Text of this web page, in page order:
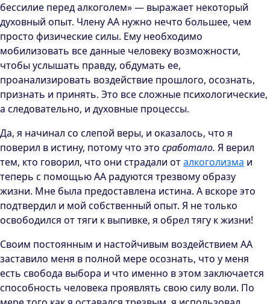
бессилие перед алкоголем» — выражает некоторый
духовный опыт. Члену АА нужно нечто большее, чем
просто физические силы. Ему необходимо
мобилизовать все данные человеку возможности,
чтобы услышать правду, обдумать ее,
проанализировать воздействие прошлого, осознать,
признать и принять. Это все сложные психологические,
а следовательно, и духовные процессы.
Да, я начинал со слепой веры, и оказалось, что я
поверил в истину, потому что это сработало. Я верил
тем, кто говорил, что они страдали оталкоголизма и
теперь с помощью АА радуются трезвому образу
жизни. Мне была предоставлена истина. А вскоре это
подтвердил и мой собственный опыт. Я не только
освободился от тяги к выпивке, я обрел тягу к жизни!
Своим постоянным и настойчивым воздействием АА
заставило меня в полной мере осознать, что у меня
есть свобода выбора и что именно в этом заключается
способность человека проявлять свою силу воли. По